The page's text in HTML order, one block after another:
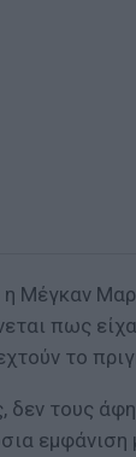
Μέγκαν
πως
το
δεν τους